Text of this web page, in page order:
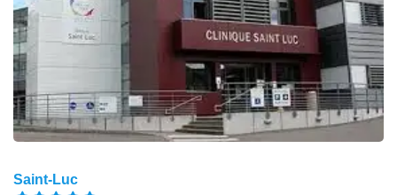
Saint-Luc